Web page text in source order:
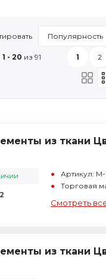
1 - 20 из 91 1 2
из ткани
Артикул: M-
Торговая
Смотреть
из ткани